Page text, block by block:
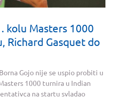
kolu Masters 1000
Richard Gasquet do
Gojo nije se uspio probiti u
1000 turnira u Indian
na startu svladao